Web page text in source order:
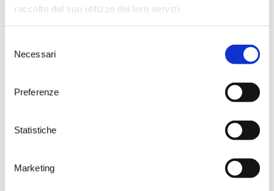
raccolto dal suo utilizzo dei loro servizi.
delNecessari
Preferenze
Statistiche
Marketing
di cui profumava la tua pelle, e
che è la ragione per cui sto
Quando tu venisti da me, tu e
brindisi, non potevi sapere che
prima che bevessi d’un fiato, fino
Neanche ti sedesti. Ti appoggiasti